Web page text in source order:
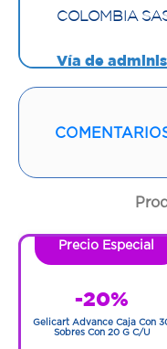
COLOMBIA
Vía de
Precio Especial
-20%
Gelicart Advance Caja Con
Sobres Con 20 G C/U